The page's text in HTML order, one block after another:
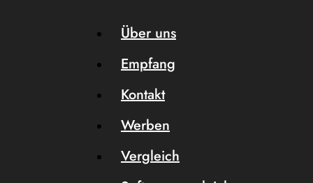
Über uns
Empfang
Kontakt
Werben
Vergleich